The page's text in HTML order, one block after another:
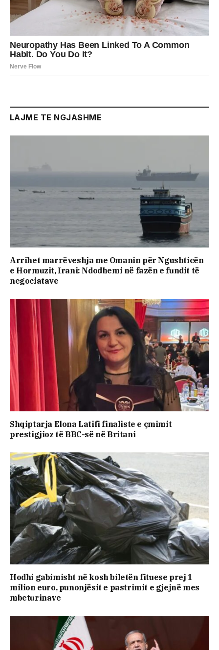
LAJME TE NGJASHME
Arrihet marrëveshja me Omanin për Ngushticën
e Hormuzit, Irani: Ndodhemi në fazën e fundit të
negociatave
Shqiptarja Elona Latifi finaliste e çmimit
prestigjioz të BBC-së në Britani
Hodhi gabimisht në kosh biletën fituese prej 1
milion euro, punonjësit e pastrimit e gjejnë mes
mbeturinave